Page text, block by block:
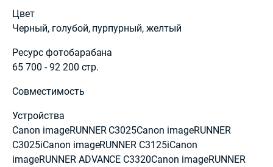
Цвет
Черный, голубой, пурпурный, желтый
Ресурс фотобарабана
65 700 - 92 200 стр.
Совместимость
Устройства
Canon imageRUNNER C3025Canon imageRUNNER
C3025iCanon imageRUNNER C3125iCanon
imageRUNNER ADVANCE C3320Canon imageRUNNER